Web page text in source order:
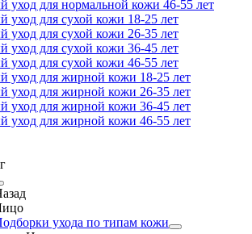
уход для нормальной кожи 46-55 лет
уход для сухой кожи 18-25 лет
уход для сухой кожи 26-35 лет
уход для сухой кожи 36-45 лет
уход для сухой кожи 46-55 лет
уход для жирной кожи 18-25 лет
уход для жирной кожи 26-35 лет
уход для жирной кожи 36-45 лет
уход для жирной кожи 46-55 лет
ухода по типам кожи